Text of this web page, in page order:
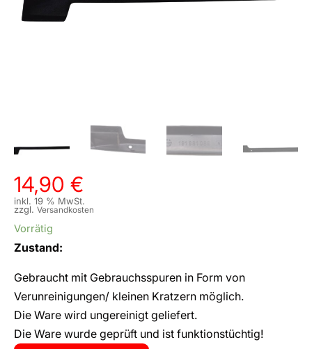
14,90 €
inkl. 19 % MwSt.
zzgl. Versandkosten
Vorrätig
Zustand:
Gebraucht mit Gebrauchsspuren in Form von
Verunreinigungen/ kleinen Kratzern möglich.
Die Ware wird ungereinigt geliefert.
Die Ware wurde geprüft und ist funktionstüchtig!